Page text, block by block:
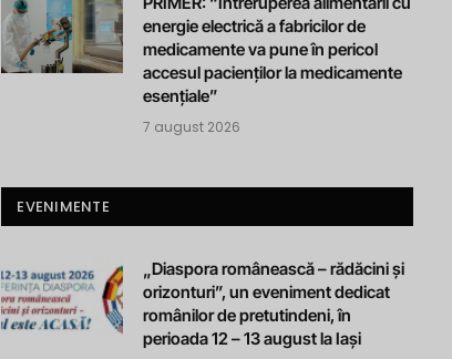
energie electrică a fabricilor de
medicamente va pune în pericol
accesul pacienților la medicamente
esențiale”
7 august 2026
EVENIMENTE
„Diaspora românească – rădăcini și
orizonturi”, un eveniment dedicat
românilor de pretutindeni, în
perioada 12 – 13 august la Iași